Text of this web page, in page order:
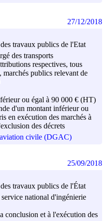
travaux publics de l'Etat
des transports
respectives, tous
marchés publics relevant de
ou égal à 90 000 € (HT)
d'un montant inférieur ou
en exécution des marchés à
des décrets
civile (DGAC)
27/12/2018
travaux publics de l'État
national d'ingénierie
conclusion et à l'exécution des
25/09/2018